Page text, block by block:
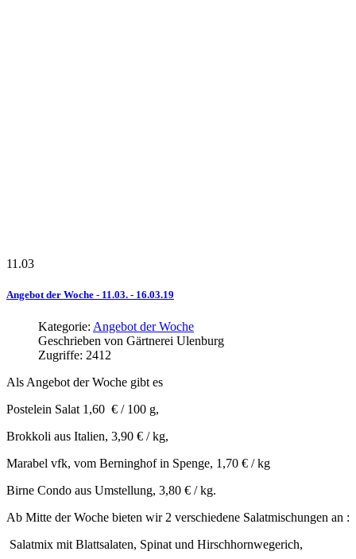
11.03
Angebot der Woche - 11.03. - 16.03.19
Kategorie: Angebot der Woche
Geschrieben von Gärtnerei Ulenburg
Zugriffe: 2412
Als Angebot der Woche gibt es
Postelein Salat 1,60 € / 100 g,
Brokkoli aus Italien, 3,90 € / kg,
Marabel vfk, vom Berninghof in Spenge, 1,70 € / kg
Birne Condo aus Umstellung, 3,80 € / kg.
Ab Mitte der Woche bieten wir 2 verschiedene Salatmischungen an :
Salatmix mit Blattsalaten, Spinat und Hirschhornwegerich,